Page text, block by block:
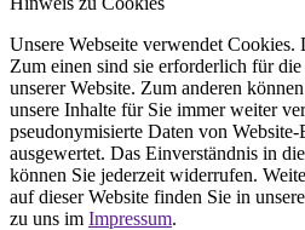
Unsere Webseite verwendet
Zum einen sind sie erforderlich für
unserer Website. Zum anderen
unsere Inhalte für Sie immer weiter
pseudonymisierte Daten von Website-
ausgewertet. Das Einverständnis in
können Sie jederzeit widerrufen.
auf dieser Website finden Sie in
zu uns im Impressum.